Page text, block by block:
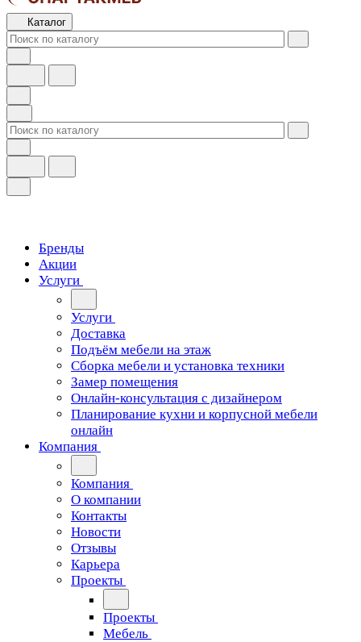
Каталог
Бренды
Акции
Услуги
Услуги
Доставка
Подъём мебели на этаж
Сборка мебели и установка техники
Замер помещения
Онлайн-консультация с дизайнером
Планирование кухни и корпусной мебели
онлайн
Компания
Компания
О компании
Контакты
Новости
Отзывы
Карьера
Проекты
Проекты
Мебель